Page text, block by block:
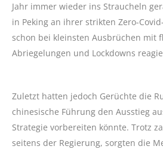
Jahr immer wieder ins Straucheln
in Peking an ihrer strikten Zero-
schon bei kleinsten Ausbrüchen mit
Abriegelungen und Lockdowns
Zuletzt hatten jedoch Gerüchte die
chinesische Führung den Ausstieg
Strategie vorbereiten könnte. Trotz
seitens der Regierung, sorgten die